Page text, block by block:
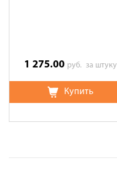
1 275.00 руб. за штуку
Купить